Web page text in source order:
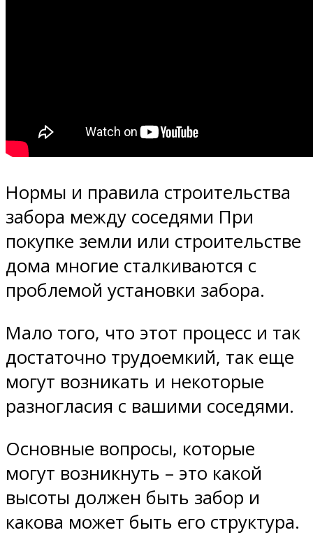
Нормы и правила строительства
забора между соседями При
покупке земли или строительстве
дома многие сталкиваются с
проблемой установки забора.
Мало того, что этот процесс и так
достаточно трудоемкий, так еще
могут возникать и некоторые
разногласия с вашими соседями.
Основные вопросы, которые
могут возникнуть – это какой
высоты должен быть забор и
какова может быть его структура.